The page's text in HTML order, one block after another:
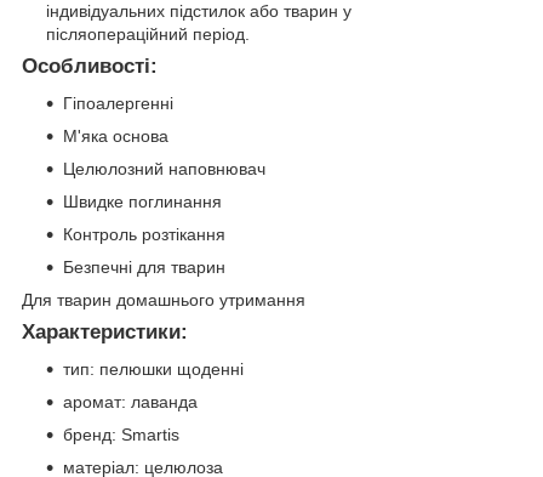
індивідуальних підстилок або тварин у
післяопераційний період.
Особливості:
Гіпоалергенні
М'яка основа
Целюлозний наповнювач
Швидке поглинання
Контроль розтікання
Безпечні для тварин
Для тварин домашнього утримання
Характеристики:
тип: пелюшки щоденні
аромат: лаванда
бренд: Smartis
матеріал: целюлоза